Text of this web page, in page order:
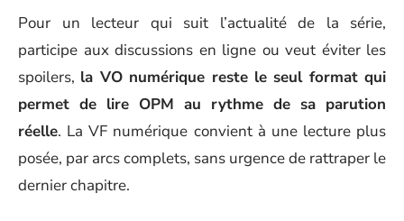
Pour un lecteur qui suit l’actualité de la série,
participe aux discussions en ligne ou veut éviter les
spoilers, la VO numérique reste le seul format qui
permet de lire OPM au rythme de sa parution
réelle. La VF numérique convient à une lecture plus
posée, par arcs complets, sans urgence de rattraper le
dernier chapitre.